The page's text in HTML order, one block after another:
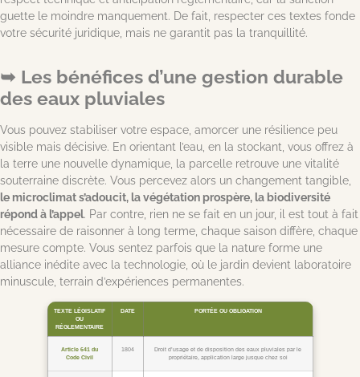
guette le moindre manquement. De fait, respecter ces textes fonde
votre sécurité juridique, mais ne garantit pas la tranquillité.
Les bénéfices d’une gestion durable
des eaux pluviales
Vous pouvez stabiliser votre espace, amorcer une résilience peu
visible mais décisive. En orientant l’eau, en la stockant, vous offrez à
la terre une nouvelle dynamique, la parcelle retrouve une vitalité
souterraine discrète. Vous percevez alors un changement tangible,
le microclimat s’adoucit, la végétation prospère, la biodiversité
répond à l’appel. Par contre, rien ne se fait en un jour, il est tout à fait
nécessaire de raisonner à long terme, chaque saison diffère, chaque
mesure compte. Vous sentez parfois que la nature forme une
alliance inédite avec la technologie, où le jardin devient laboratoire
minuscule, terrain d’expériences permanentes.
TEXTE LÉGISLATIF
OU
RÉGLEMENTAIRE
DATE PORTÉE OU OBLIGATION
Article 641 du
Code Civil
1804
Droit d’usage et de disposition des eaux pluviales par le
propriétaire, application large jusque chez soi